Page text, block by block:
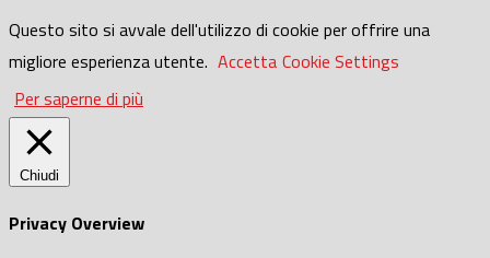
Questo sito si avvale dell'utilizzo di cookie per offrire una
migliore esperienza utente. Accetta Cookie Settings
Per saperne di più
Chiudi
Privacy Overview